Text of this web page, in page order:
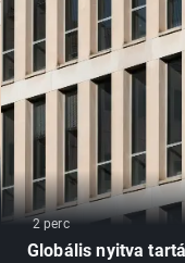
2 perc
Globális nyitva